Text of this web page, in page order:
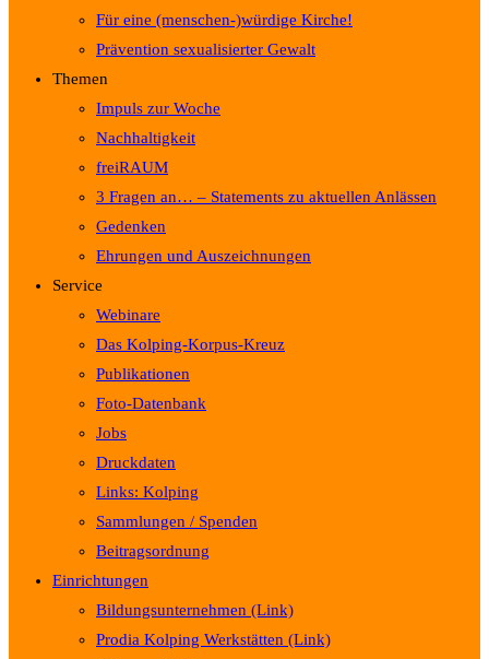
Für eine (menschen-)würdige Kirche!
Prävention sexualisierter Gewalt
Themen
Impuls zur Woche
Nachhaltigkeit
freiRAUM
3 Fragen an… – Statements zu aktuellen Anlässen
Gedenken
Ehrungen und Auszeichnungen
Service
Webinare
Das Kolping-Korpus-Kreuz
Publikationen
Foto-Datenbank
Jobs
Druckdaten
Links: Kolping
Sammlungen / Spenden
Beitragsordnung
Einrichtungen
Bildungsunternehmen (Link)
Prodia Kolping Werkstätten (Link)